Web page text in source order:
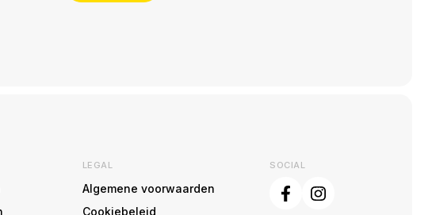
LEGAL
Algemene voorwaarden
Cookiebeleid
SOCIAL